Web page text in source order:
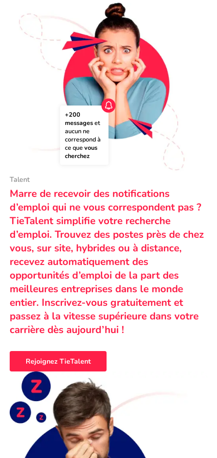
+200
messages et
aucun ne
correspond à
ce que vous
cherchez
Talent
Marre de recevoir des notifications
d’emploi qui ne vous correspondent pas ?
TieTalent simplifie votre recherche
d’emploi. Trouvez des postes près de chez
vous, sur site, hybrides ou à distance,
recevez automatiquement des
opportunités d’emploi de la part des
meilleures entreprises dans le monde
entier. Inscrivez-vous gratuitement et
passez à la vitesse supérieure dans votre
carrière dès aujourd’hui !
Rejoignez TieTalent